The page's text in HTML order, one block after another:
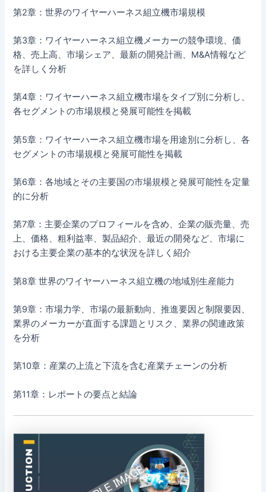
第2章：世界のワイヤーハーネス組立機市場規模
第3章：ワイヤーハーネス組立機メーカーの競争環境、価
格、売上高、市場シェア、最新の開発計画、M&A情報など
を詳しく分析
第4章：ワイヤーハーネス組立機市場をタイプ別に分析し、
各セグメントの市場規模と発展可能性を掲載
第5章：ワイヤーハーネス組立機市場を用途別に分析し、各
セグメントの市場規模と発展可能性を掲載
第6章：各地域とその主要国の市場規模と発展可能性を定量
的に分析
第7章：主要企業のプロフィールを含め、企業の販売量、売
上、価格、粗利益率、製品紹介、最近の開発など、市場に
おける主要企業の基本的な状況を詳しく紹介
第8章 世界のワイヤーハーネス組立機の地域別生産能力
第9章：市場力学、市場の最新動向、推進要因と制限要因、
業界のメーカーが直面する課題とリスク、業界の関連政策
を分析
第10章：産業の上流と下流を含む産業チェーンの分析
第11章：レポートの要点と結論